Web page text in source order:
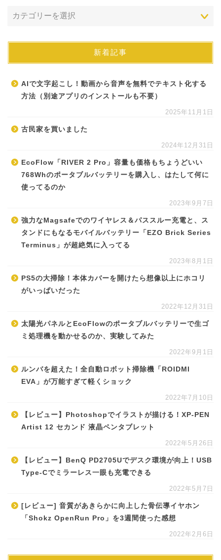
新着記事
AIで文字起こし！動画から音声を無料でテキスト化する
方法（別途アプリのインストールも不要）
2025年11月1日
古民家を買いました
2024年12月31日
EcoFlow「RIVER 2 Pro」容量も価格もちょうどいい
768Whのポータブルバッテリーを購入し、はたして何に
使ってるのか
2023年9月7日
強力なMagsafeでのワイヤレス＆パススルー充電と、ス
タンドにもなるモバイルバッテリー「EZO Brick Series
Terminus」が超絶気に入ってる
2023年8月1日
PS5の大掃除！本体カバーを開けたら想像以上にホコリ
がいっぱいだった
2022年12月31日
太陽光パネルとEcoFlowのポータブルバッテリーで生ゴ
ミ処理機を動かせるのか、実験してみた
2022年9月1日
ルンバを超えた！全自動ロボット掃除機「ROIDMI
EVA」が万能すぎて軽くショック
2022年7月10日
【レビュー】Photoshopでイラストが描ける！XP-PEN
Artist 12 セカンド 液晶ペンタブレット
2022年5月26日
【レビュー】BenQ PD2705Uでデスク環境が向上！USB
Type-Cでミラーレス一眼も充電できる
2022年5月7日
[レビュー] 音質があきらかに向上した骨伝導イヤホン
「Shokz OpenRun Pro」を3週間使った感想
2022年2月6日